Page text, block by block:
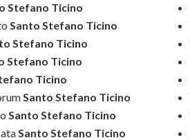
Stefano Ticino
Santo Stefano Ticino
Stefano Ticino
Stefano Ticino
Ticino
Santo Stefano Ticino
Santo Stefano Ticino
Santo Stefano Ticino